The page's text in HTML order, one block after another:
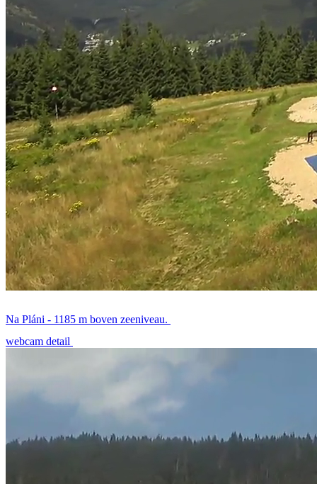
Na Pláni - 1185 m boven zeeniveau.
webcam detail